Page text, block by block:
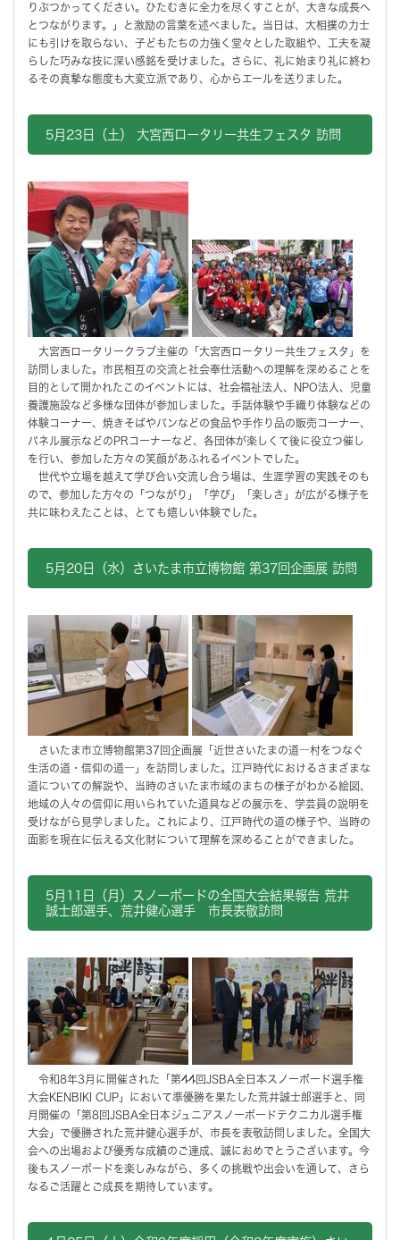
りぶつかってください。ひたむきに全力を尽くすことが、大きな成長へ
とつながります。」と激励の言葉を述べました。当日は、大相撲の力士
にも引けを取らない、子どもたちの力強く堂々とした取組や、工夫を凝
らした巧みな技に深い感銘を受けました。さらに、礼に始まり礼に終わ
るその真摯な態度も大変立派であり、心からエールを送りました。
5月23日（土） 大宮西ロータリー共生フェスタ 訪問
大宮西ロータリークラブ主催の「大宮西ロータリー共生フェスタ」を
訪問しました。市民相互の交流と社会奉仕活動への理解を深めることを
目的として開かれたこのイベントには、社会福祉法人、NPO法人、児童
養護施設など多様な団体が参加しました。手話体験や手織り体験などの
体験コーナー、焼きそばやパンなどの食品や手作り品の販売コーナー、
パネル展示などのPRコーナーなど、各団体が楽しくて後に役立つ催し
を行い、参加した方々の笑顔があふれるイベントでした。
世代や立場を越えて学び合い交流し合う場は、生涯学習の実践そのも
ので、参加した方々の「つながり」「学び」「楽しさ」が広がる様子を
共に味わえたことは、とても嬉しい体験でした。
5月20日（水）さいたま市立博物館 第37回企画展 訪問
さいたま市立博物館第37回企画展「近世さいたまの道―村をつなぐ
生活の道・信仰の道―」を訪問しました。江戸時代におけるさまざまな
道についての解説や、当時のさいたま市域のまちの様子がわかる絵図、
地域の人々の信仰に用いられていた道具などの展示を、学芸員の説明を
受けながら見学しました。これにより、江戸時代の道の様子や、当時の
面影を現在に伝える文化財について理解を深めることができました。
5月11日（月）スノーボードの全国大会結果報告 荒井
誠士郎選手、荒井健心選手 市長表敬訪問
令和8年3月に開催された「第44回JSBA全日本スノーボード選手権
大会KENBIKI CUP」において準優勝を果たした荒井誠士郎選手と、同
月開催の「第8回JSBA全日本ジュニアスノーボードテクニカル選手権
大会」で優勝された荒井健心選手が、市長を表敬訪問しました。全国大
会への出場および優秀な成績のご達成、誠におめでとうございます。今
後もスノーボードを楽しみながら、多くの挑戦や出会いを通して、さら
なるご活躍とご成長を期待しています。